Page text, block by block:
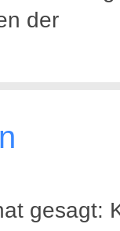
der
gesagt: